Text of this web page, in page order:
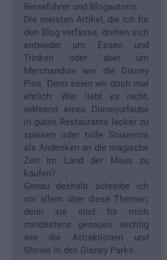
Reiseführer und Blogautorin.
Die meisten Artikel, die ich für
den Blog verfasse, drehen sich
entweder um Essen und
Trinken oder aber um
Merchandise wie die Disney
Pins. Denn seien wir doch mal
ehrlich: Wer liebt es nicht,
während eines Disneyurlaubs
in guten Restaurants lecker zu
speisen oder tolle Souvenirs
als Andenken an die magische
Zeit im Land der Maus zu
kaufen?
Genau deshalb schreibe ich
vor allem über diese Themen,
denn sie sind für mich
mindestens genauso wichtig
wie die Attraktionen und
Shows in den Disney Parks.